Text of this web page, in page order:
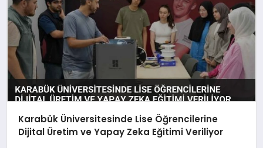
Karabük Üniversitesinde Lise Öğrencilerine
Dijital Üretim ve Yapay Zeka Eğitimi Veriliyor